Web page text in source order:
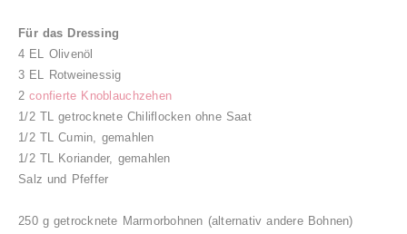
Für das Dressing
4 EL Olivenöl
3 EL Rotweinessig
2confierte Knoblauchzehen
1/2 TL getrocknete Chiliflocken ohne Saat
1/2 TL Cumin, gemahlen
1/2 TL Koriander, gemahlen
Salz und Pfeffer
250 g getrocknete Marmorbohnen (alternativ andere Bohnen)